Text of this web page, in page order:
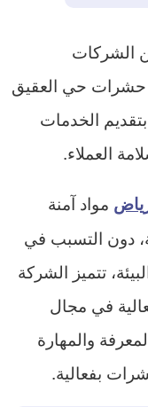
الشركات
حشرات حي العقيق
الخدمات
العملاء.
مواد آمنة
دون التسبب في
تتميز الشركة
في مجال
والمهارة
بفعالية.